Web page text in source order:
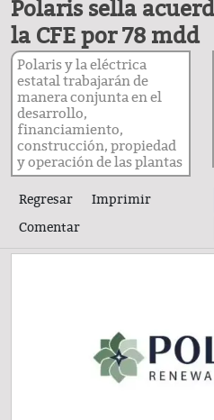
Polaris sella
la CFE por 78 mdd
Polaris y la eléctrica
estatal trabajarán de
manera conjunta en el
desarrollo,
financiamiento,
construcción, propiedad
y operación de las plantas
Regresar
Imprimir
Comentar